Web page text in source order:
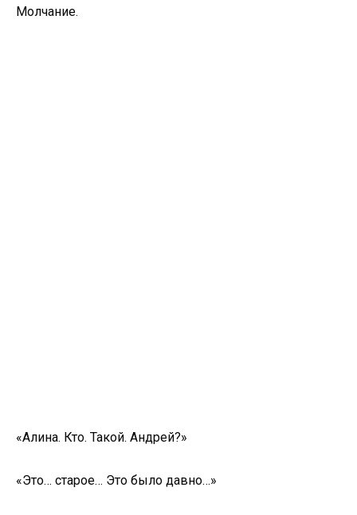
Молчание.
«Алина. Кто. Такой. Андрей?»
«Это… старое… Это было давно…»